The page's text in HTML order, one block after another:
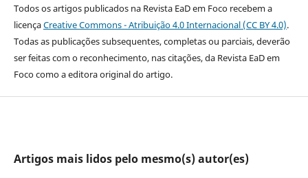
Todos os artigos publicados na Revista EaD em Foco recebem a
licençaCreative Commons - Atribuição 4.0 Internacional (CC BY 4.0).
Todas as publicações subsequentes, completas ou parciais, deverão
ser feitas com o reconhecimento, nas citações, da Revista EaD em
Foco como a editora original do artigo.
Artigos mais lidos pelo mesmo(s) autor(es)